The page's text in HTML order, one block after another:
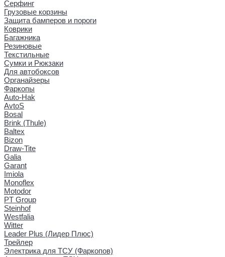
Серфинг
Грузовые корзины
Защита бамперов и пороги
Коврики
Багажника
Резиновые
Текстильные
Сумки и Рюкзаки
Для автобоксов
Органайзеры
Фаркопы
Auto-Hak
AvtoS
Bosal
Brink (Thule)
Baltex
Bizon
Draw-Tite
Galia
Garant
Imiola
Monoflex
Motodor
PT Group
Steinhof
Westfalia
Witter
Leader Plus (Лидер Плюс)
Трейлер
Электрика для ТСУ (Фаркопов)